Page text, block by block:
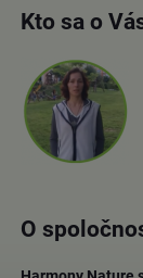
Kto sa o
O